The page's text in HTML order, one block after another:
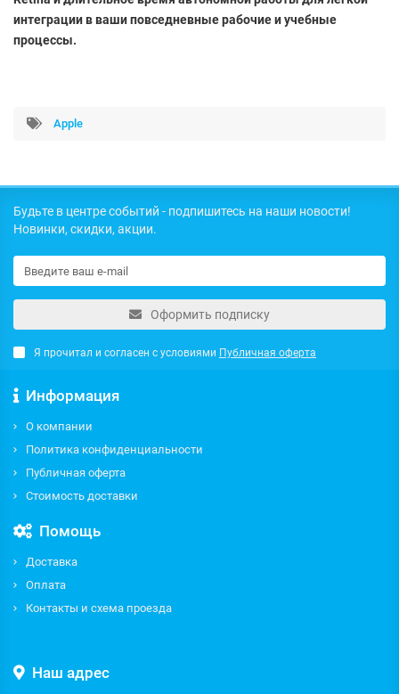
интеграции в ваши повседневные рабочие и учебные
процессы.
Apple
Будьте в центре событий - подпишитесь на наши новости!
Новинки, скидки, акции.
Оформить подписку
Я прочитал и согласен с условиями Публичная оферта
Информация
О компании
Политика конфиденциальности
Публичная оферта
Стоимость доставки
Помощь
Доставка
Оплата
Контакты и схема проезда
Наш адрес